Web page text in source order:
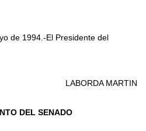
de 1994.-El Presidente del
LABORDA MARTIN
DEL SENADO